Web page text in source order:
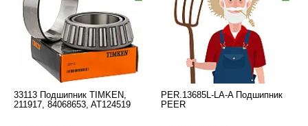
33113 Подшипник TIMKEN,
211917, 84068653, AT124519
PER.13685L-LA-A Подшипник
PEER